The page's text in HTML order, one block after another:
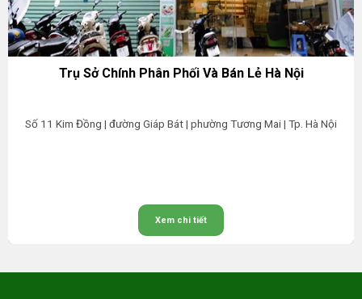
Trụ Sở Chính Phân Phối Và Bán Lẻ Hà Nội
Số 11 Kim Đồng | đường Giáp Bát | phường Tương Mai | Tp. Hà Nội
Xem chi tiết